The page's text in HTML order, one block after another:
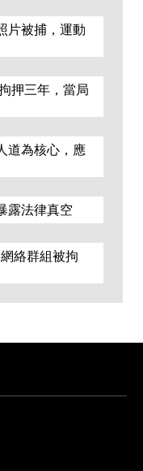
片被捕，運動
押三年，當局
道為核心，應
露法律真空
絡群組被拘